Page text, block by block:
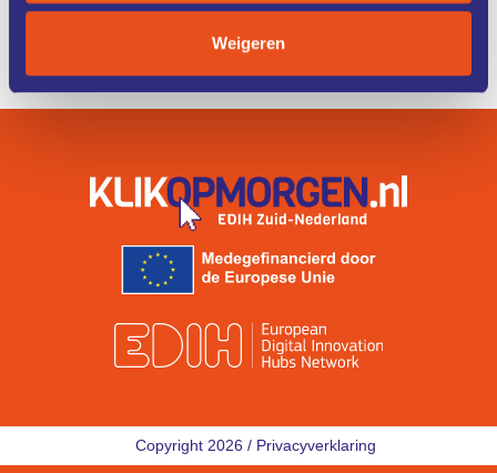
Weigeren
Copyright 2026 / Privacyverklaring